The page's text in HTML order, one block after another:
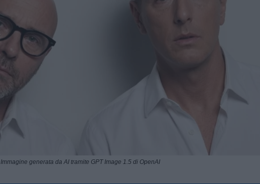
Immagine generata da AI tramite GPT Image 1.5 di OpenAI